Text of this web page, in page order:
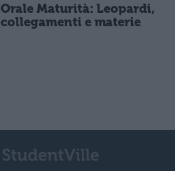
Orale Maturità: Leopardi,
collegamenti e materie